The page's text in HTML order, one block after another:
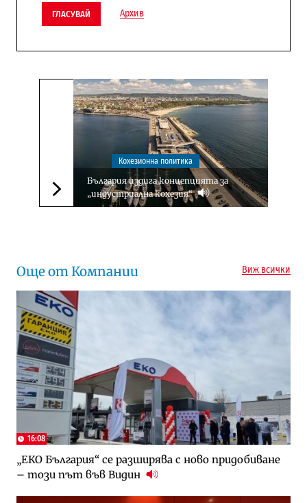
ГЛАСУВАЙ Архив
Следваща новина
Кохезионна политика
България издига концепцията за
„индустриална кохезия“
Още от Компании Виж всички
16:08
„ЕКО България“ се разширява с ново придобиване
– този път във Видин